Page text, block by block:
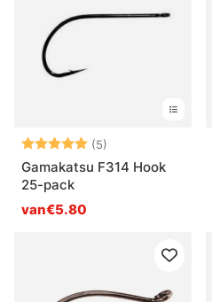
Beoordeling:
(5)
Gamakatsu F314 Hook
25-pack
van€5.80